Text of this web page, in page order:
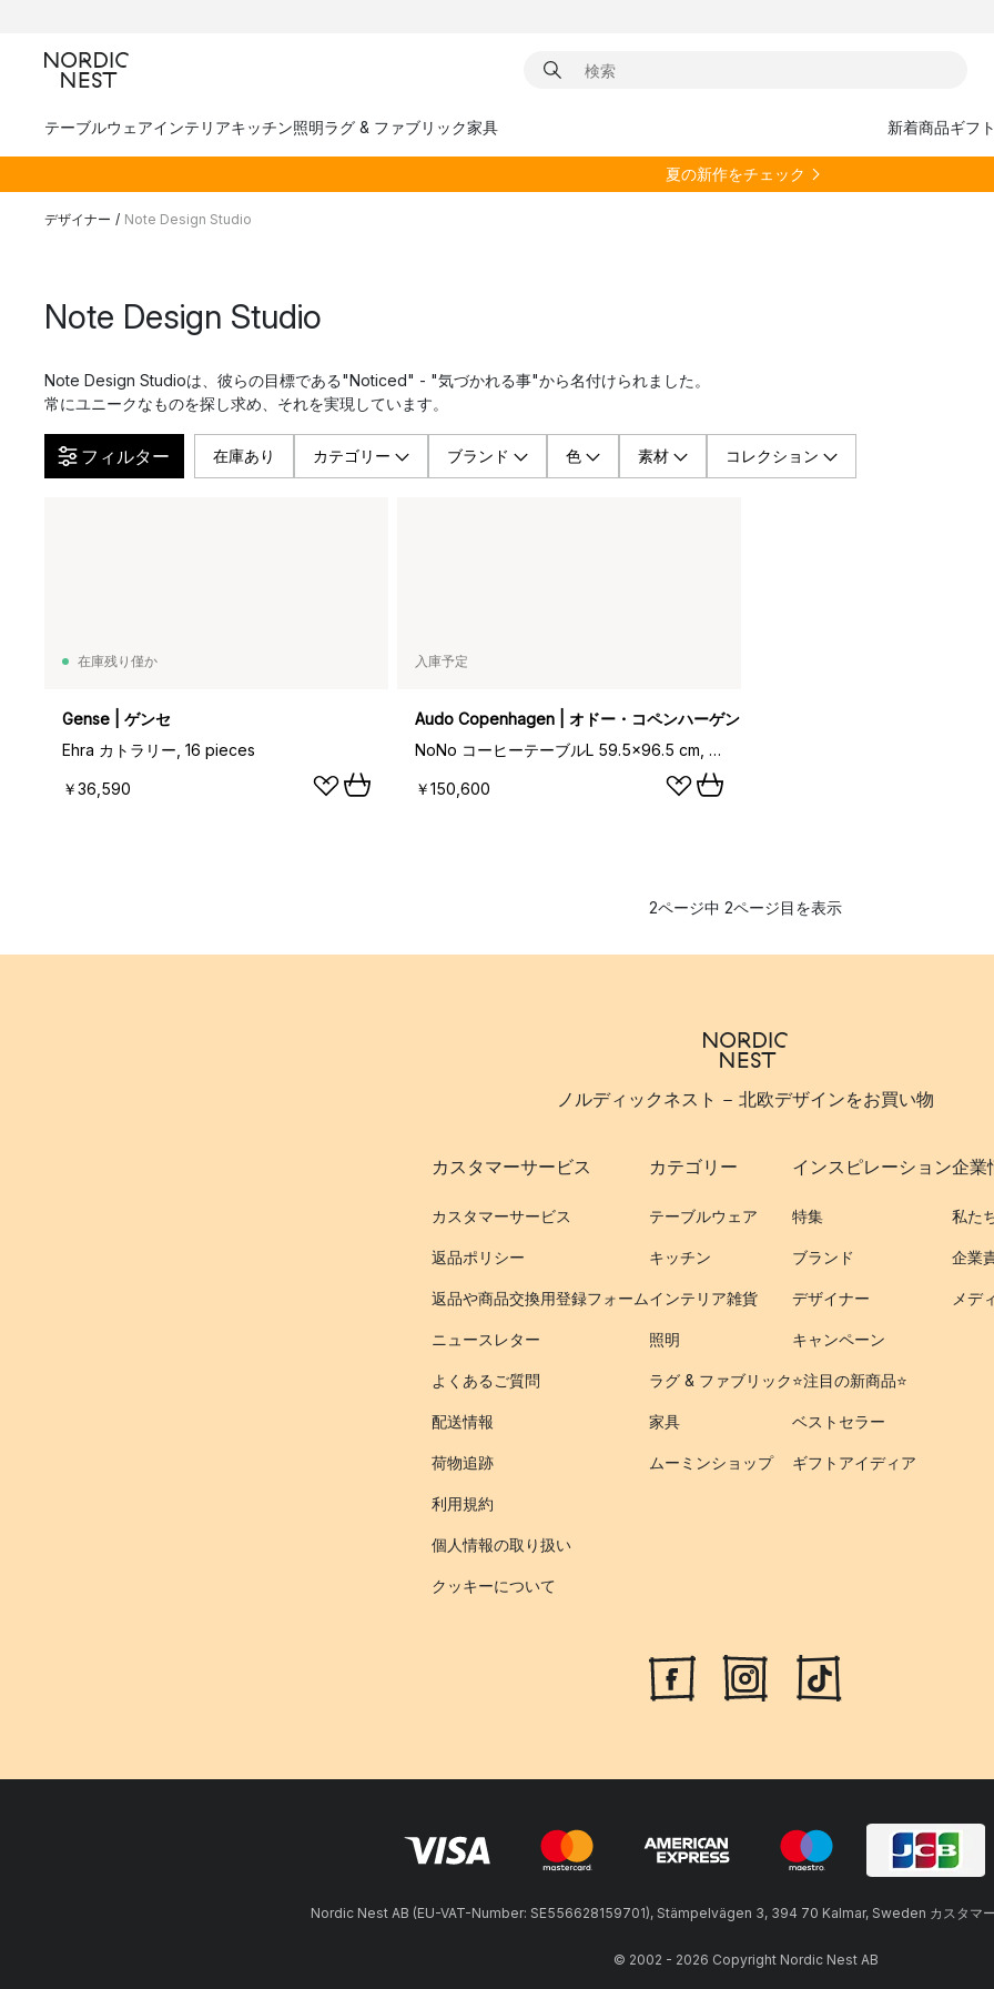
テーブルウェアインテリアキッチン照明ラグ & ファブリック家具 新着商品ギフ
夏の新作をチェック
デザイナー / Note Design Studio
Note Design Studio
Note Design Studioは、彼らの目標である"Noticed" - "気づかれる事"から名付けられました。
常にユニークなものを探し求め、それを実現しています。
フィルター 在庫あり カテゴリー ブランド 色 素材 コレクション
在庫残り僅か
Gense | ゲンセ
Ehra カトラリー, 16 pieces
￥36,590
入庫予定
Audo Copenhagen | オドー・コペンハーゲン
NoNo コーヒーテーブルL 59.5x96.5 cm, Black-brown
￥150,600
2ページ中 2ページ目を表示
ノルディックネスト - 北欧デザインをお買い物
カスタマーサービス
カスタマーサービス
返品ポリシー
返品や商品交換用登録フォーム
ニュースレター
よくあるご質問
配送情報
荷物追跡
利用規約
個人情報の取り扱い
クッキーについて
カテゴリー
テーブルウェア
キッチン
インテリア雑貨
照明
ラグ & ファブリック
家具
ムーミンショップ
インスピレーション
特集
ブランド
デザイナー
キャンペーン
⭐️注目の新商品⭐️
ベストセラー
ギフトアイディア
企業
私た
企業
メデ
Nordic Nest AB (EU-VAT-Number: SE556628159701), Stämpelvägen 3, 394 70 Kalmar, Sweden カスタマ
© 2002 - 2026 Copyright Nordic Nest AB